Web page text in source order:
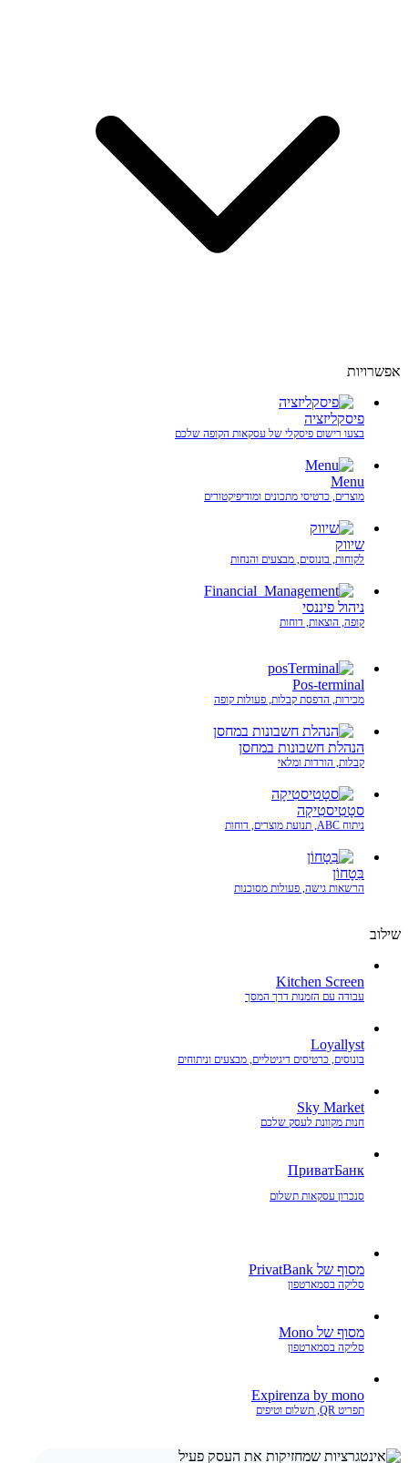
אפשרויות
פיסקליזציה
בצעו רישום פיסקלי של עסקאות הקופה שלכם
Menu
מוצרים, כרטיסי מתכונים ומודיפיקטורים
שיווק
לקוחות, בונוסים, מבצעים והנחות
ניהול פיננסי
קופה, הוצאות, דוחות
Pos-terminal
מכירות, הדפסת קבלות, פעולות קופה
הנהלת חשבונות במחסן
קבלות, הורדות ומלאי
סטָטִיסטִיקָה
ניתוח ABC, תנועת מוצרים, דוחות
בִּטָחוֹן
הרשאות גישה, פעולות מסוכנות
שילוב
Kitchen Screen
עבודה עם הזמנות דרך המסך
Loyallyst
בונוסים, כרטיסים דיגיטליים, מבצעים וניתוחים
Sky Market
חנות מקוונת לעסק שלכם
ПриватБанк
סנכרון עסקאות תשלום
מסוף של PrivatBank
סליקה בסמארטפון
מסוף של Mono
סליקה בסמארטפון
Expirenza by mono
תפריט QR, תשלום וטיפים